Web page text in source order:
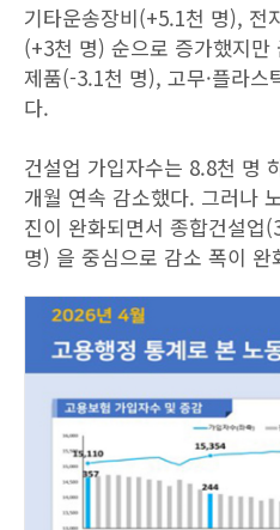
기타운송장비(+5.1천 명), 전
(+3천 명) 순으로 증가했지
제품(-3.1천 명), 고무·플라
다.
건설업 가입자수는 8.8천 명
개월 연속 감소했다. 그러나
진이 완화되면서 종합건설업
명) 을 중심으로 감소 폭이